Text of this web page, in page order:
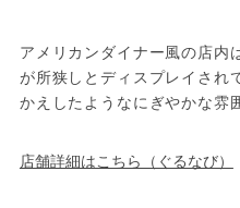
アメリカンダイナー風の店内
が所狭しとディスプレイされ
かえしたようなにぎやかな雰
店舗詳細はこちら（ぐるなび）